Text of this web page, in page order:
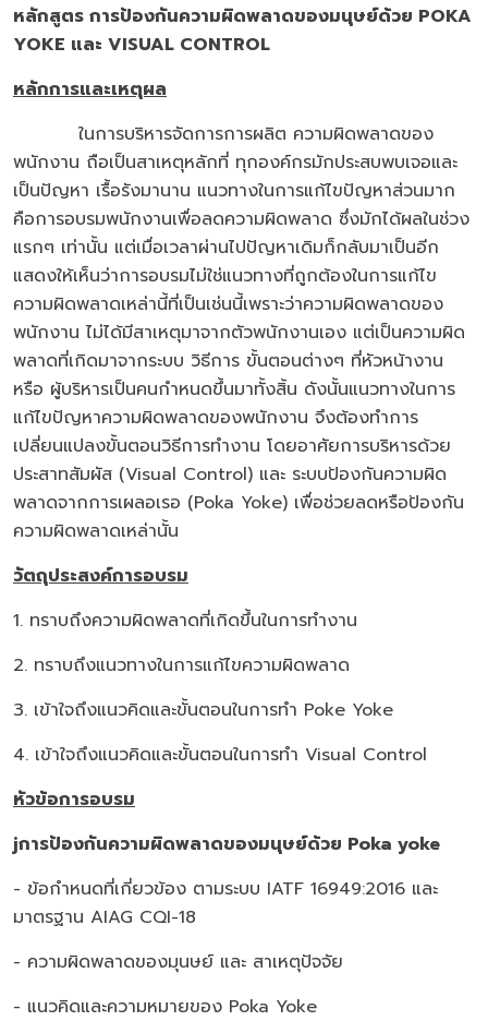
หลักสูตร การป้องกันความผิดพลาดของมนุษย์ด้วย POKA
YOKE และ VISUAL CONTROL
หลักการและเหตุผล
ในการบริหารจัดการการผลิต ความผิดพลาดของ
พนักงาน ถือเป็นสาเหตุหลักที่ ทุกองค์กรมักประสบพบเจอและ
เป็นปัญหา เรื้อรังมานาน แนวทางในการแก้ไขปัญหาส่วนมาก
คือการอบรมพนักงานเพื่อลดความผิดพลาด ซึ่งมักได้ผลในช่วง
แรกๆ เท่านั้น แต่เมื่อเวลาผ่านไปปัญหาเดิมก็กลับมาเป็นอีก
แสดงให้เห็นว่าการอบรมไม่ใช่แนวทางที่ถูกต้องในการแก้ไข
ความผิดพลาดเหล่านี้ที่เป็นเช่นนี้เพราะว่าความผิดพลาดของ
พนักงาน ไม่ได้มีสาเหตุมาจากตัวพนักงานเอง แต่เป็นความผิด
พลาดที่เกิดมาจากระบบ วิธีการ ขั้นตอนต่างๆ ที่หัวหน้างาน
หรือ ผู้บริหารเป็นคนกำหนดขึ้นมาทั้งสิ้น ดังนั้นแนวทางในการ
แก้ไขปัญหาความผิดพลาดของพนักงาน จึงต้องทำการ
เปลี่ยนแปลงขั้นตอนวิธีการทำงาน โดยอาศัยการบริหารด้วย
ประสาทสัมผัส (Visual Control) และ ระบบป้องกันความผิด
พลาดจากการเผลอเรอ (Poka Yoke) เพื่อช่วยลดหรือป้องกัน
ความผิดพลาดเหล่านั้น
วัตถุประสงค์การอบรม
1. ทราบถึงความผิดพลาดที่เกิดขึ้นในการทำงาน
2. ทราบถึงแนวทางในการแก้ไขความผิดพลาด
3. เข้าใจถึงแนวคิดและขั้นตอนในการทำ Poke Yoke
4. เข้าใจถึงแนวคิดและขั้นตอนในการทำ Visual Control
หัวข้อการอบรม
jการป้องกันความผิดพลาดของมนุษย์ด้วย Poka yoke
- ข้อกำหนดที่เกี่ยวข้อง ตามระบบ IATF 16949:2016 และ
มาตรฐาน AIAG CQI-18
- ความผิดพลาดของมุนษย์ และ สาเหตุปัจจัย
- แนวคิดและความหมายของ Poka Yoke